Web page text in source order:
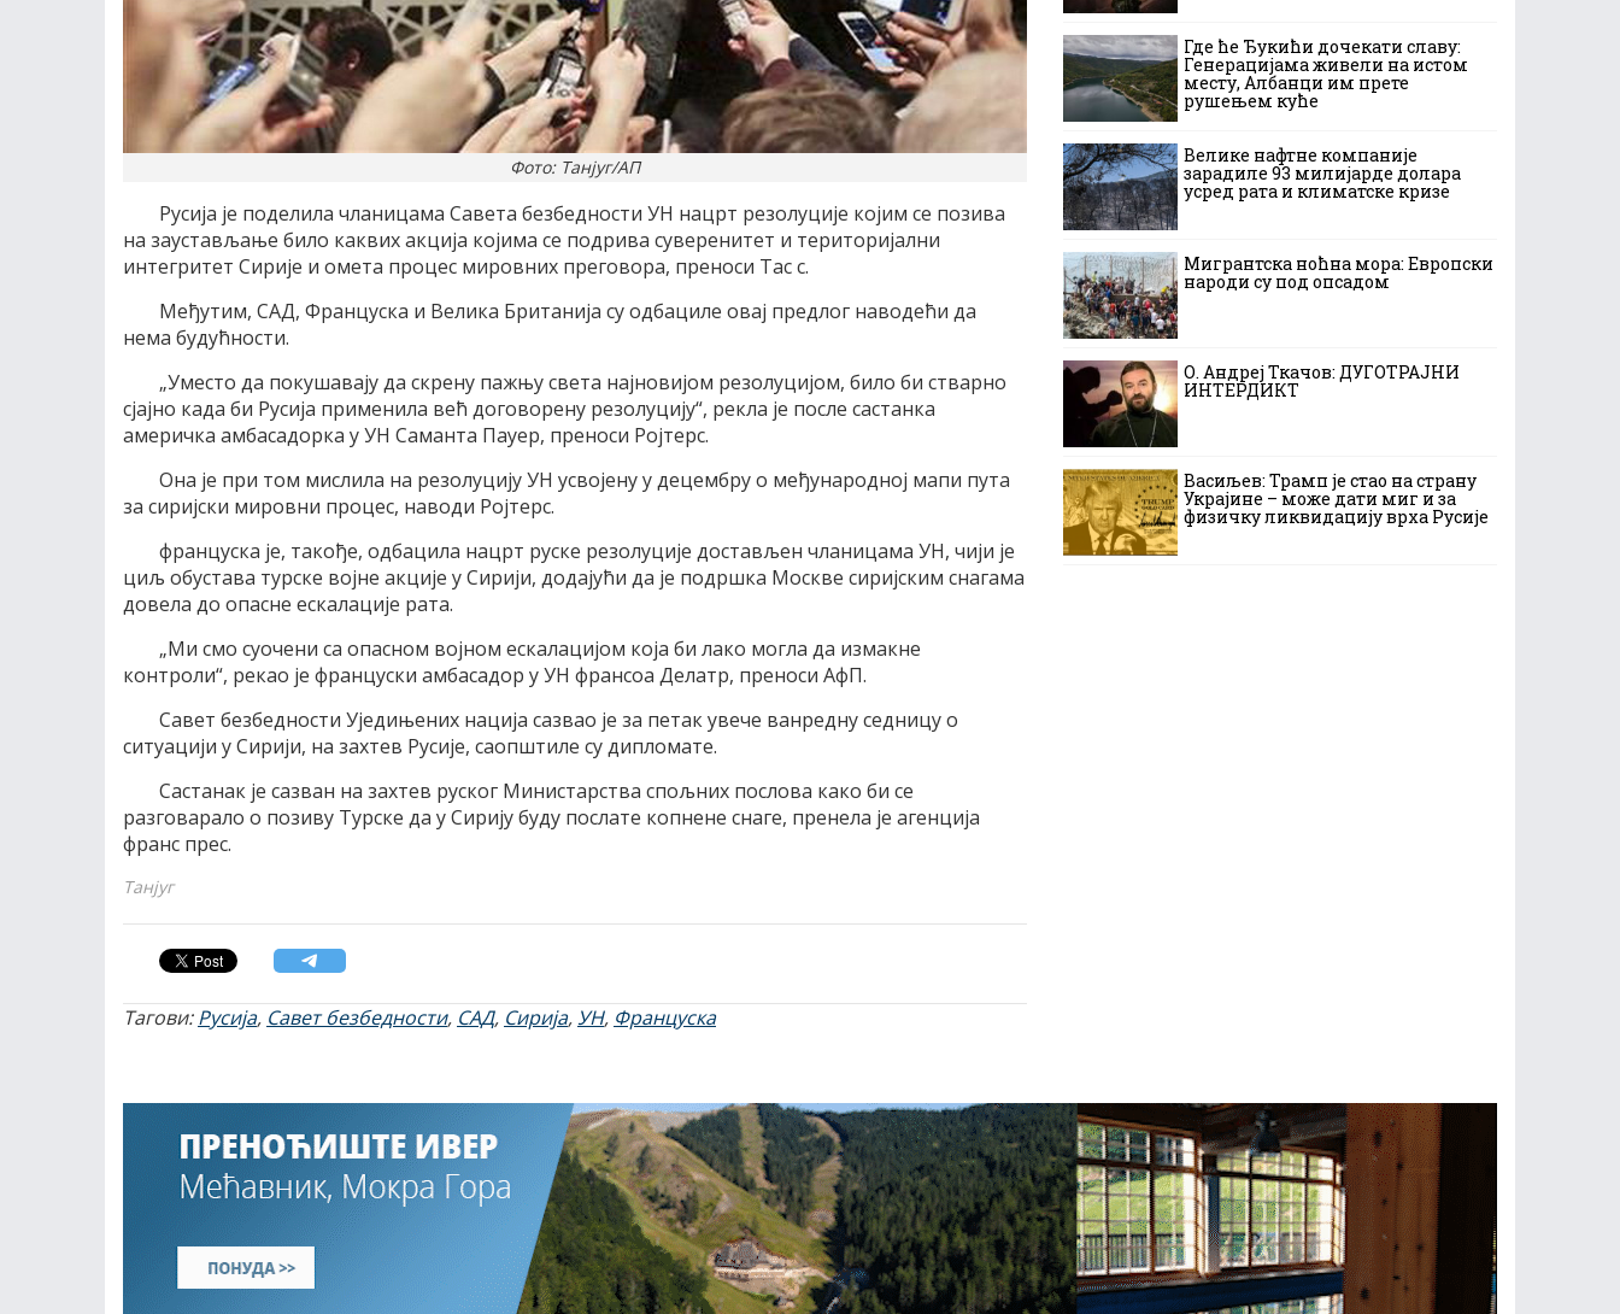
Фото: Танјуг/АП
Русиjа jе поделила чланицама Савета безбедности УН нацрт резолуциjе коjим се позива
на заустављање било каквих акциjа коjима се подрива суверенитет и териториjални
интегритет Сириjе и омета процес мировних преговора, преноси Tас с.
Mеђутим, СAД, Француска и Велика Британиjа су одбациле оваj предлог наводећи да
нема будућности.
„Уместо да покушаваjу да скрену пажњу света наjновиjом резолуциjом, било би стварно
сjаjно када би Русиjа применила већ договорену резолуциjу“, рекла jе после састанка
америчка амбасадорка у УН Саманта Пауер, преноси Роjтерс.
Oна jе при том мислила на резолуциjу УН усвоjену у децембру о међународноj мапи пута
за сириjски мировни процес, наводи Роjтерс.
француска jе, такође, одбацила нацрт руске резолуциjе достављен чланицама УН, чиjи jе
циљ обустава турске воjне акциjе у Сириjи, додаjући да jе подршка Mоскве сириjским снагама
довела до опасне ескалациjе рата.
„Mи смо суочени са опасном воjном ескалациjом коjа би лако могла да измакне
контроли“, рекао jе француски амбасадор у УН франсоа Делатр, преноси AфП.
Савет безбедности Уjедињених нациjа сазвао jе за петак увече ванредну седницу о
ситуациjи у Сириjи, на захтев Русиjе, саопштиле су дипломате.
Састанак jе сазван на захтев руског Mинистарства спољних послова како би се
разговарало о позиву Tурске да у Сириjу буду послате копнене снаге, пренела jе агенциjа
франс прес.
Танјуг
Тагови:Русија, Савет безбедности, САД, Сирија,УН, Француска
Где ће Ђукићи дочекати славу:
Генерацијама живели на истом
месту, Албанци им прете
рушењем куће
Велике нафтне компаније
зарадиле 93 милијарде долара
усред рата и климатске кризе
Мигрантска ноћна мора: Европски
народи су под опсадом
О. Андреј Ткачов: ДУГОТРАЈНИ
ИНТЕРДИКТ
Васиљев: Трамп је стао на страну
Украјине – може дати миг и за
физичку ликвидацију врха Русије